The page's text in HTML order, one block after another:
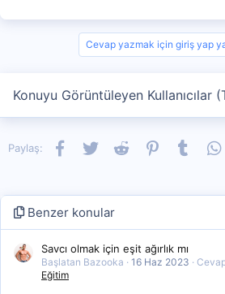
Cevap yazmak için giriş yap
Konuyu Görüntüleyen Kullanıcılar
Paylaş: Facebook
TwitterReddit PinterestTumblr
Benzer konular
Savcı olmak için eşit ağırlık mı
Başlatan Bazooka 16 Haz 2023
Eğitim